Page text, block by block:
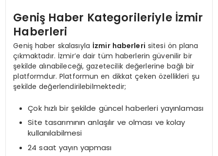
Geniş Haber Kategorileriyle İzmir
Haberleri
Geniş haber skalasıyla İzmir haberleri sitesi ön plana
çıkmaktadır. İzmir’e dair tüm haberlerin güvenilir bir
şekilde alınabileceği, gazetecilik değerlerine bağlı bir
platformdur. Platformun en dikkat çeken özellikleri şu
şekilde değerlendirilebilmektedir;
Çok hızlı bir şekilde güncel haberleri yayınlaması
Site tasarımının anlaşılır ve olması ve kolay
kullanılabilmesi
24 saat yayın yapması